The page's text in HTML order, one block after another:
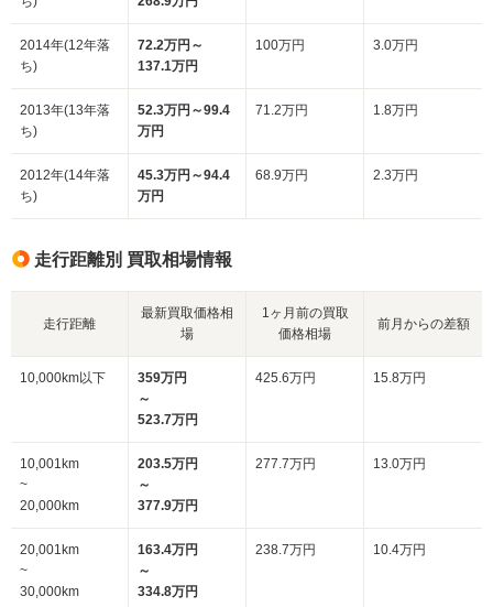
2014年(12年落
ち)
72.2万円～
137.1万円
100万円 3.0万円
2013年(13年落
ち)
52.3万円～99.4
万円
71.2万円 1.8万円
2012年(14年落
ち)
45.3万円～94.4
万円
68.9万円 2.3万円
走行距離別 買取相場情報
走行距離
最新買取価格相
場
1ヶ月前の買取
価格相場
前月からの差額
10,000km以下
359万円
～
523.7万円
425.6万円 15.8万円
10,001km
~
20,000km
203.5万円
～
377.9万円
277.7万円 13.0万円
20,001km
~
30,000km
163.4万円
～
334.8万円
238.7万円 10.4万円